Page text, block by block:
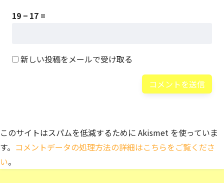
19 − 17 =
新しい投稿をメールで受け取る
このサイトはスパムを低減するために Akismet を使っていま
す。 コメントデータの処理方法の詳細はこちらをご覧くださ
い。